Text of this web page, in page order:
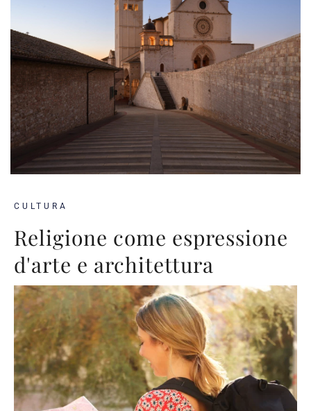
CULTURA
Religione come espressione
d'arte e architettura